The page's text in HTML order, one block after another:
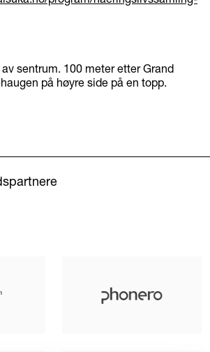
sentrum. 100 meter etter Grand
på høyre side på en topp.